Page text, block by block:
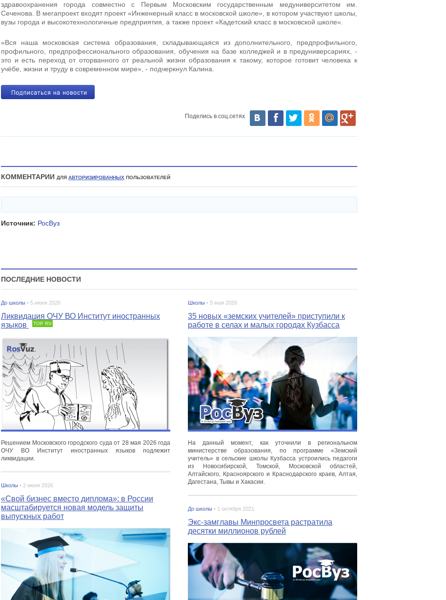
здравоохранения города совместно с Первым Московским государственным медуниверситетом им.
Сеченова. В мегапроект входят проект «Инженерный класс в московской школе», в котором участвуют школы,
вузы города и высокотехнологичные предприятия, а также проект «Кадетский класс в московской школе».
«Вся наша московская система образования, складывающаяся из дополнительного, предпрофильного,
профильного, предпрофессионального образования, обучения на базе колледжей и в предуниверсариях, -
это и есть переход от оторванного от реальной жизни образования к такому, которое готовит человека к
учёбе, жизни и труду в современном мире», - подчеркнул Калина.
Поделись в соц.сетях
КОММЕНТАРИИ ДЛЯ АВТОРИЗИРОВАННЫХ ПОЛЬЗОВАТЕЛЕЙ
Источник: РосВуз
ПОСЛЕДНИЕ НОВОСТИ
До школы - 5 июня 2026
Ликвидация ОЧУ ВО Институт иностранных
языков
TOP RV
Решением Московского городского суда от 28 мая 2026 года
ОЧУ ВО Институт иностранных языков подлежит
ликвидации.
Школы - 2 июня 2026
«Свой бизнес вместо диплома»: в России
масштабируется новая модель защиты
выпускных работ
Школы - 5 мая 2026
35 новых «земских учителей» приступили к
работе в селах и малых городах Кузбасса
На данный момент, как уточнили в региональном
министерстве образования, по программе «Земский
учитель» в сельские школы Кузбасса устроились педагоги
из Новосибирской, Томской, Московской областей,
Алтайского, Красноярского и Краснодарского краев, Алтая,
Дагестана, Тывы и Хакасии.
До школы - 1 октября 2021
Экс-замглавы Минпросвета растратила
десятки миллионов рублей